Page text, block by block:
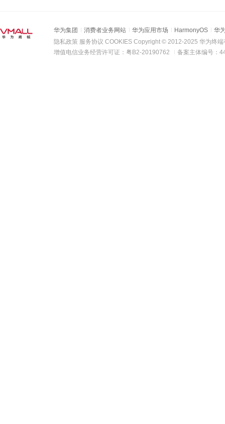
华为集团 消费者业务网站 华为应用市场 HarmonyOS
华
隐私政策 服务协议 COOKIES Copyright © 2012-2025 华为终
增值电信业务经营许可证：粤B2-20190762
备案主体编号：